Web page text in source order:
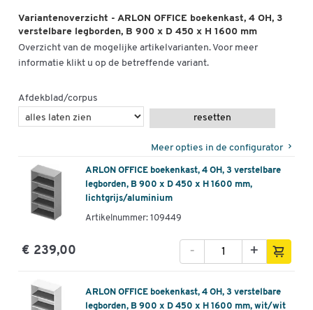
Variantenoverzicht - ARLON OFFICE boekenkast, 4 OH, 3
verstelbare legborden, B 900 x D 450 x H 1600 mm
Overzicht van de mogelijke artikelvarianten. Voor meer
informatie klikt u op de betreffende variant.
Afdekblad/corpus
resetten
Meer opties in de configurator
ARLON OFFICE boekenkast, 4 OH, 3 verstelbare
legborden, B 900 x D 450 x H 1600 mm,
lichtgrijs/aluminium
Artikelnummer: 109449
€ 239,00 +
-
ARLON OFFICE boekenkast, 4 OH, 3 verstelbare
legborden, B 900 x D 450 x H 1600 mm, wit/wit